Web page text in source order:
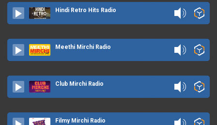
Hindi Retro Hits Radio
Meethi Mirchi Radio
Club Mirchi Radio
Filmy Mirchi Radio